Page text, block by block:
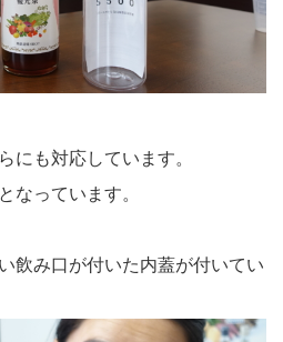
にも対応しています。
っています。
飲み口が付いた内蓋が付いてい